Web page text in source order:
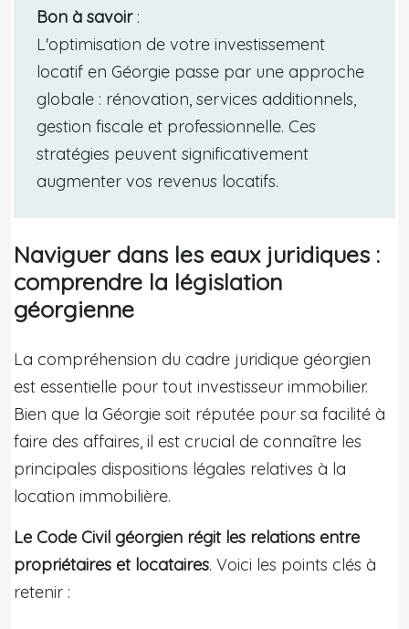
Bon à savoir:
L'optimisation de votre investissement
locatif en Géorgie passe par une approche
globale : rénovation, services additionnels,
gestion fiscale et professionnelle. Ces
stratégies peuvent significativement
augmenter vos revenus locatifs.
Naviguer dans les eaux juridiques :
comprendre la législation
géorgienne
La compréhension du cadre juridique géorgien
est essentielle pour tout investisseur immobilier.
Bien que la Géorgie soit réputée pour sa facilité à
faire des affaires, il est crucial de connaître les
principales dispositions légales relatives à la
location immobilière.
Le Code Civil géorgien régit les relations entre
propriétaires et locataires. Voici les points clés à
retenir :